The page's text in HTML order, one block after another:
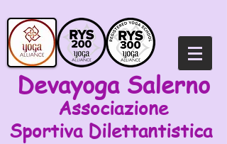
Devayoga Salerno
Associazione
Sportiva Dilettantistica